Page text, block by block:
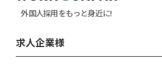
外国人採用をもっと身近に!
求人企業様